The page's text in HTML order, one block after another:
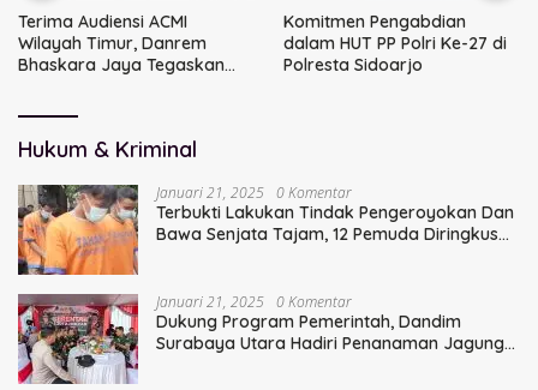
Terima Audiensi ACMI
Wilayah Timur, Danrem
Bhaskara Jaya Tegaskan
Komitmen Pengabdian
dalam HUT PP Polri Ke-27 di
Polresta Sidoarjo
Hukum & Kriminal
Januari 21, 2025 0 Komentar
Terbukti Lakukan Tindak Pengeroyokan Dan
Bawa Senjata Tajam, 12 Pemuda Diringkus
Januari 21, 2025 0 Komentar
Dukung Program Pemerintah, Dandim
Surabaya Utara Hadiri Penanaman Jagung